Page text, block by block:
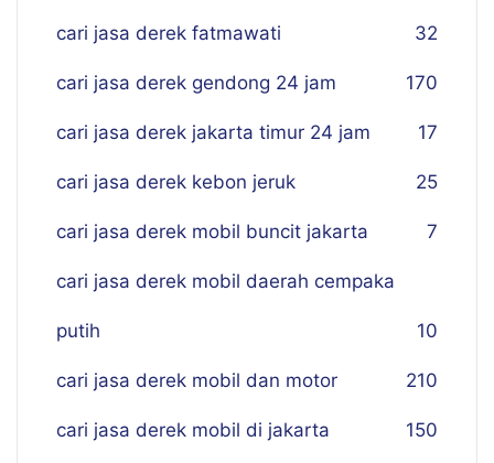
cari jasa derek fatmawati 32
cari jasa derek gendong 24 jam 170
cari jasa derek jakarta timur 24 jam 17
cari jasa derek kebon jeruk 25
cari jasa derek mobil buncit jakarta 7
cari jasa derek mobil daerah cempaka
putih 10
cari jasa derek mobil dan motor 210
cari jasa derek mobil di jakarta 150